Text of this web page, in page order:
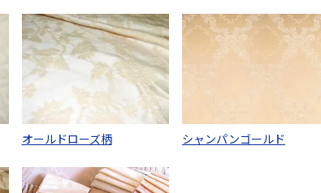
オールドローズ柄 シャンパンゴールド